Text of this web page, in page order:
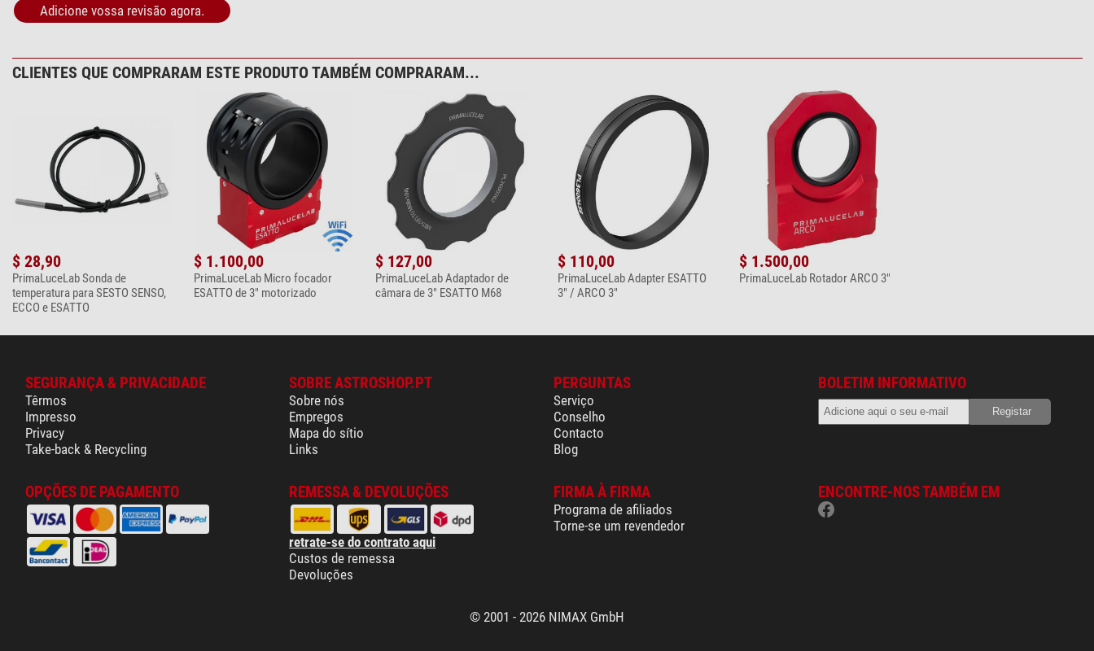
Adicione vossa revisão agora.
CLIENTES QUE COMPRARAM ESTE PRODUTO TAMBÉM COMPRARAM...
$ 28,90
PrimaLuceLab Sonda de
temperatura para SESTO SENSO,
ECCO e ESATTO
$ 1.100,00
PrimaLuceLab Micro focador
ESATTO de 3" motorizado
$ 127,00
PrimaLuceLab Adaptador de
câmara de 3" ESATTO M68
$ 110,00
PrimaLuceLab Adapter ESATTO
3" / ARCO 3"
$ 1.500,00
PrimaLuceLab Rotador ARCO 3"
SEGURANÇA & PRIVACIDADE
Têrmos
Impresso
Privacy
Take-back & Recycling
SOBRE ASTROSHOP.PT
Sobre nós
Empregos
Mapa do sítio
Links
PERGUNTAS
Serviço
Conselho
Contacto
Blog
BOLETIM INFORMATIVO
OPÇÕES DE PAGAMENTO REMESSA & DEVOLUÇÕES
retrate-se do contrato aqui
Custos de remessa
Devoluções
FIRMA À FIRMA
Programa de afiliados
Torne-se um revendedor
ENCONTRE-NOS TAMBÉM EM
© 2001 - 2026 NIMAX GmbH